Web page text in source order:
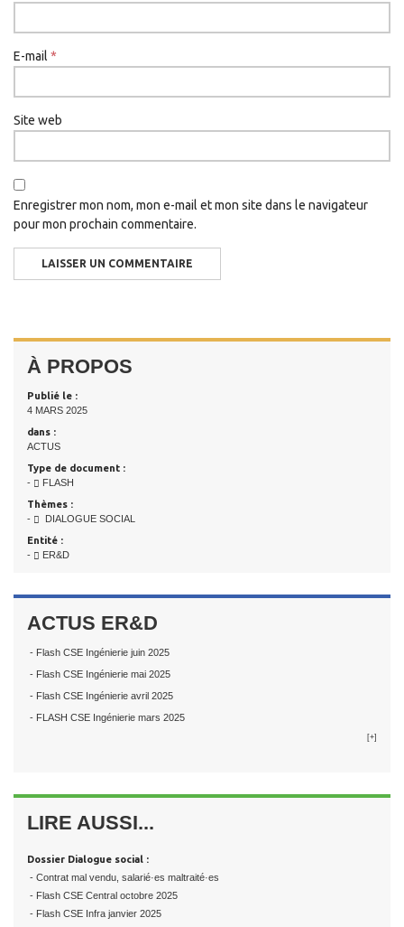
E-mail *
Site web
Enregistrer mon nom, mon e-mail et mon site dans le navigateur
pour mon prochain commentaire.
À PROPOS
Publié le :
4 MARS 2025
dans :
ACTUS
Type de document :
-
FLASH
Thèmes :
-
DIALOGUE SOCIAL
Entité :
-
ER&D
ACTUS ER&D
- Flash CSE Ingénierie juin 2025
- Flash CSE Ingénierie mai 2025
- Flash CSE Ingénierie avril 2025
- FLASH CSE Ingénierie mars 2025
[+]
LIRE AUSSI...
Dossier Dialogue social :
- Contrat mal vendu, salarié·es maltraité·es
- Flash CSE Central octobre 2025
- Flash CSE Infra janvier 2025